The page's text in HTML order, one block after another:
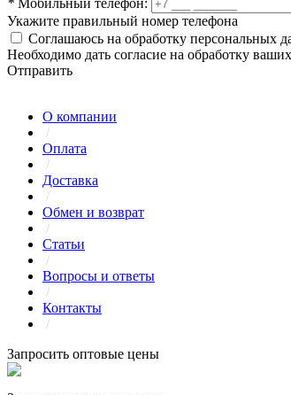
* Мобильный телефон:
Укажите правильный номер телефона
Соглашаюсь на обработку персональных
Необходимо дать согласие на обработку
Отправить
О компании
/
Оплата
/
Доставка
/
Обмен и возврат
/
Статьи
/
Вопросы и ответы
/
Контакты
/
Запросить оптовые цены